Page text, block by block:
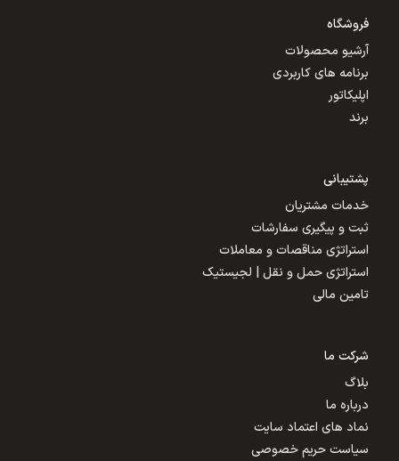
فروشگاه
آرشیو محصولات
برنامه های کاربردی
اپلیکاتور
برند
پشتیبانی
خدمات مشتریان
ثبت و پیگیری سفارشات
استراتژی مناقصات و معاملات
استراتژی حمل و نقل | لجیستیک
تامین مالی
شرکت ما
بلاگ
درباره ما
نماد های اعتماد سایت
سیاست حریم خصوصی